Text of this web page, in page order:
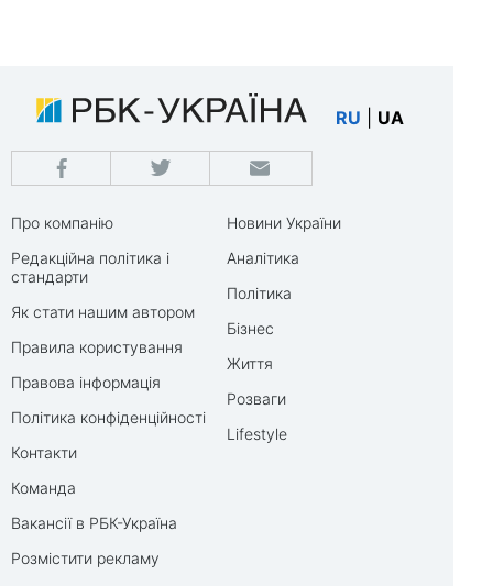
RU UA
Про компанію
Редакційна політика і
стандарти
Як стати нашим автором
Правила користування
Правова інформація
Політика конфіденційності
Контакти
Команда
Вакансії в РБК-Україна
Розмістити рекламу
Новини України
Аналітика
Політика
Бізнес
Життя
Розваги
Lifestyle